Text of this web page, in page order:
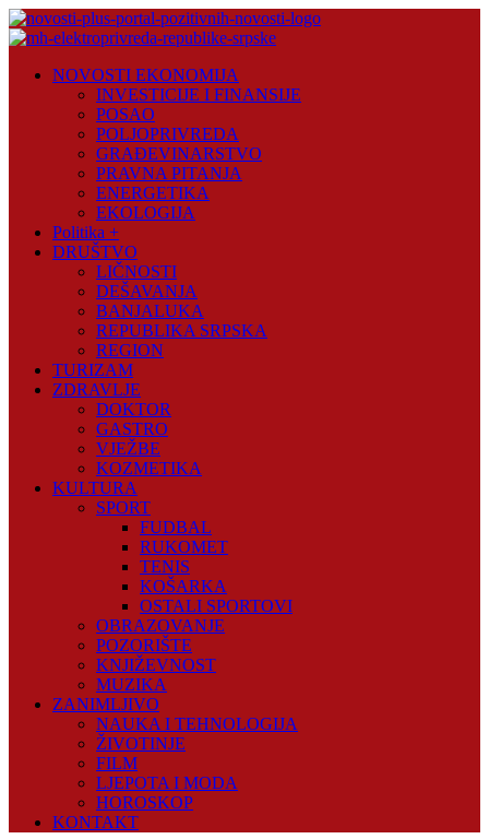
Skip
to
Plus
NOVOSTI EKONOMIJA
INVESTICIJE I FINANSIJE
POSAO
POLJOPRIVREDA
GRAĐEVINARSTVO
PRAVNA PITANJA
ENERGETIKA
EKOLOGIJA
Politika +
DRUŠTVO
LIČNOSTI
DEŠAVANJA
BANJALUKA
REPUBLIKA SRPSKA
REGION
TURIZAM
ZDRAVLJE
DOKTOR
GASTRO
VJEŽBE
KOZMETIKA
KULTURA
SPORT
FUDBAL
RUKOMET
TENIS
KOŠARKA
OSTALI SPORTOVI
OBRAZOVANJE
POZORIŠTE
KNJIŽEVNOST
MUZIKA
ZANIMLJIVO
NAUKA I TEHNOLOGIJA
ŽIVOTINJE
FILM
LJEPOTA I MODA
HOROSKOP
KONTAKT